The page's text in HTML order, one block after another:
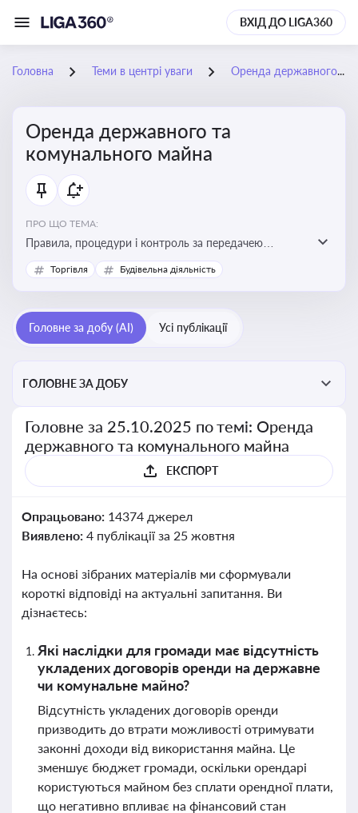
ВХІД ДО LIGA360
Головна Теми в центрі уваги Оренда державного та комунального майна
Оренда державного та
комунального майна
ПРО ЩО ТЕМА:
Правила, процедури і контроль за передачею
державного та комунального майна в оренду. Кейси
використання публічного майна
Торгівля Будівельна діяльність
Головне за добу (AI) Усі публікації
ГОЛОВНЕ ЗА ДОБУ
Головне за 25.10.2025 по темі: Оренда
державного та комунального майна
ЕКСПОРТ
Опрацьовано: 14374 джерел
Виявлено: 4 публікації за 25 жовтня
На основі зібраних матеріалів ми сформували
короткі відповіді на актуальні запитання. Ви
дізнаєтесь:
Які наслідки для громади має відсутність
укладених договорів оренди на державне
чи комунальне майно?
Відсутність укладених договорів оренди
призводить до втрати можливості отримувати
законні доходи від використання майна. Це
зменшує бюджет громади, оскільки орендарі
користуються майном без сплати орендної плати,
що негативно впливає на фінансовий стан